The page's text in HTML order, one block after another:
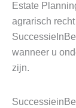
Estate
agrarisch
wanneer u
zijn.